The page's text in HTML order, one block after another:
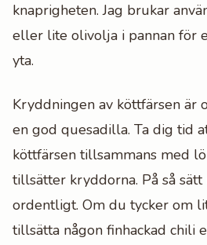
knaprigheten. Jag brukar
eller lite olivolja i pannan för
yta.
Kryddningen av köttfärsen är
en god quesadilla. Ta dig tid
köttfärsen tillsammans med
tillsätter kryddorna. På så sätt
ordentligt. Om du tycker om
tillsätta någon finhackad chili